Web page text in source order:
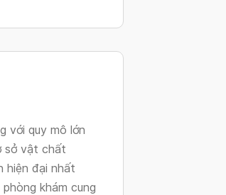
với quy mô lớn
sở vật chất
hiện đại nhất
khám cung